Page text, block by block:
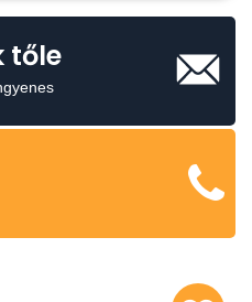
tőle